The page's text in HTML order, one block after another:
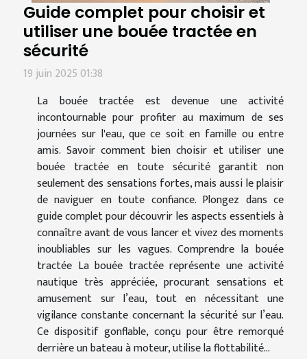
Guide complet pour choisir et
utiliser une bouée tractée en
sécurité
19 juin 2025 01:38
La bouée tractée est devenue une activité
incontournable pour profiter au maximum de ses
journées sur l'eau, que ce soit en famille ou entre
amis. Savoir comment bien choisir et utiliser une
bouée tractée en toute sécurité garantit non
seulement des sensations fortes, mais aussi le plaisir
de naviguer en toute confiance. Plongez dans ce
guide complet pour découvrir les aspects essentiels à
connaître avant de vous lancer et vivez des moments
inoubliables sur les vagues. Comprendre la bouée
tractée La bouée tractée représente une activité
nautique très appréciée, procurant sensations et
amusement sur l’eau, tout en nécessitant une
vigilance constante concernant la sécurité sur l’eau.
Ce dispositif gonflable, conçu pour être remorqué
derrière un bateau à moteur, utilise la flottabilité...